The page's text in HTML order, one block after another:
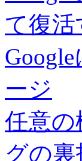
て復活
ージ
任意の
グの裏